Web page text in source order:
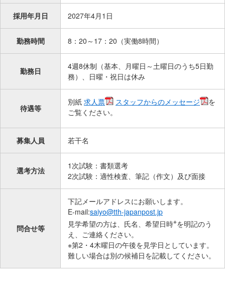
移
動
し
ま
す
サ
ド
メ
ュ
ー
へ
移
動
し
採用年月日 2027年4月1日
勤務時間 8：20～17：20（実働8時間）
勤務日
4週8休制（基本、月曜日～土曜日のうち5日勤
務）、日曜・祝日は休み
待遇等
別紙 求人票 スタッフからのメッセージ
を
ご覧ください。
募集人員 若干名
選考方法
1次試験：書類選考
2次試験：適性検査、筆記（作文）及び面接
問合せ等
下記メールアドレスにお願いします。
E-mail:saiyo@tth-japanpost.jp
見学希望の方は、氏名、希望日時※を明記のう
え、ご連絡ください。
※第2・4木曜日の午後を見学日としています。
難しい場合は別の候補日を記載してください。